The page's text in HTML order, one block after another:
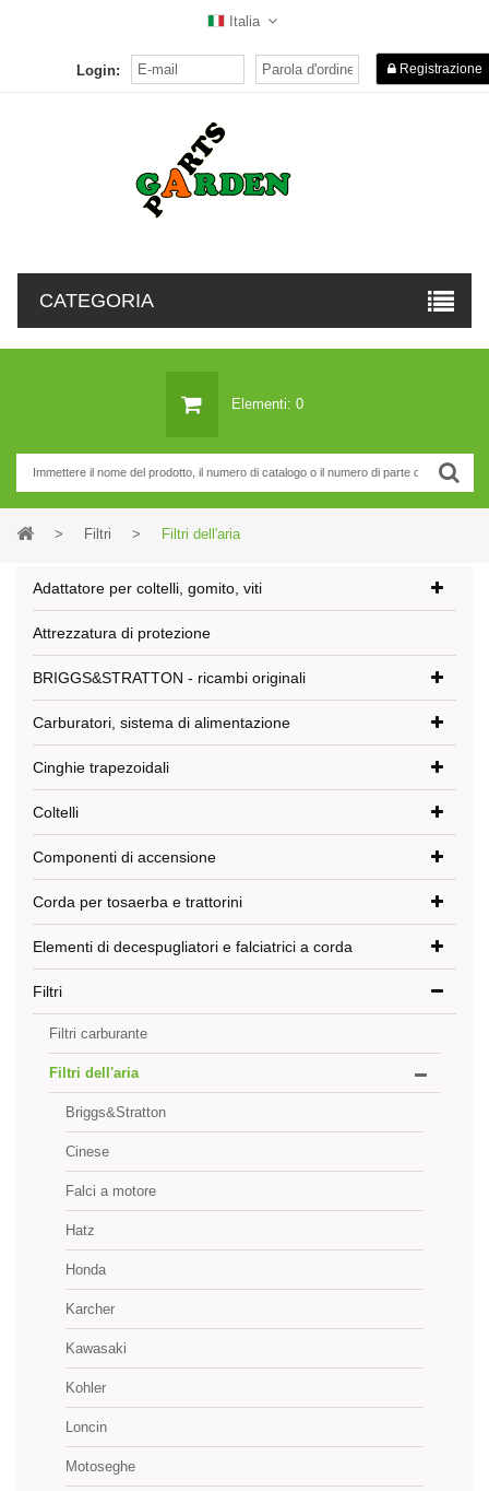
Italia
Login: Registrazione
CATEGORIA
Elementi: 0
> Filtri > Filtri dell'aria
Adattatore per coltelli, gomito, viti
Attrezzatura di protezione
BRIGGS&STRATTON - ricambi originali
Carburatori, sistema di alimentazione
Cinghie trapezoidali
Coltelli
Componenti di accensione
Corda per tosaerba e trattorini
Elementi di decespugliatori e falciatrici a corda
Filtri
Filtri carburante
Filtri dell'aria
Briggs&Stratton
Cinese
Falci a motore
Hatz
Honda
Karcher
Kawasaki
Kohler
Loncin
Motoseghe